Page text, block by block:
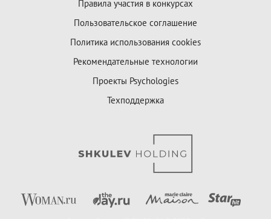
Правила участия в конкурсах
Пользовательское соглашение
Политика использования cookies
Рекомендательные технологии
Проекты Psychologies
Техподдержка